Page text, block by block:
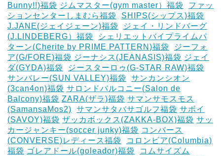
Bunny!!)福袋 ジムマスター(gym master）福袋
ファッ
ションセンターしまむら福袋
SHIPS(シップス)福袋
J.JANE(ジェイジェーン)福袋
ジェイ・リンドバーグ
(J.LINDEBERG）福袋
シェリエットバイプライムパ
ターン(Cherite by PRIME PATTERN)福袋
ジーフォ
ア(G/FORE)福袋 ジーナシス(JEANASIS)福袋 ジェイ
ダ(GYDA)福袋
ジースターロゥ(G-STAR RAW)福袋
サンバレー(SUN VALLEY)福袋
サンカンシオン
(3can4on)福袋 サロンドバルコニー(Salon de
Balcony)福袋 ZARA(ザラ)福袋 サマンサモスモス
(SamansaMos2)
サマンサタバサゴルフ福袋 サボイ
(SAVOY)福袋 ザッカボックス(ZAKKA-BOX)福袋 サッ
カージャンキー(soccer junky)福袋 コンバース
(CONVERSE)レディース福袋
コロンビア(Columbia)
福袋 ゴレアドール(goleador)福袋
コムサイズム